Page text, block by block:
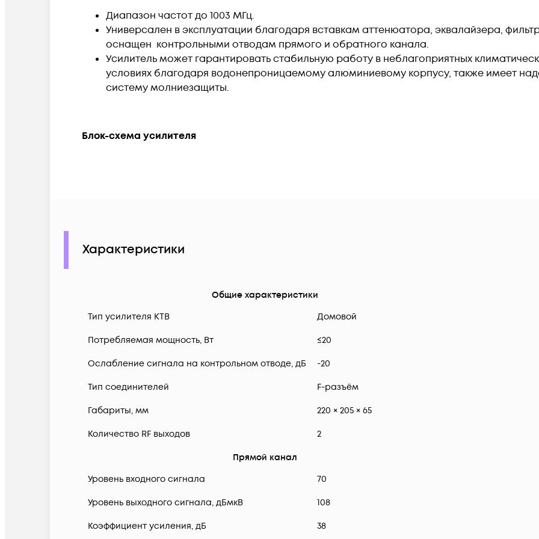
Диапазон частот до 1003 МГц.
Универсален в эксплуатации благодаря вставкам аттенюатора, эквалайзера,
оснащен контрольными отводам прямого и обратного канала.
Усилитель может гарантировать стабильную работу в неблагоприятных
условиях благодаря водонепроницаемому алюминиевому корпусу, также имеет
систему молниезащиты.
Блок-схема усилителя
Характеристики
Общие характеристики
Тип усилителя КТВ
Домовой
Потребляемая мощность, Вт ≤20
Ослабление сигнала на контрольном отводе, дБ -20
Тип соединителей F-разъём
Габариты, мм 220 × 205 × 65
Количество RF выходов 2
Прямой канал
Уровень входного сигнала
70
Уровень выходного сигнала, дБмкВ 108
Коэффициент усиления, дБ 38